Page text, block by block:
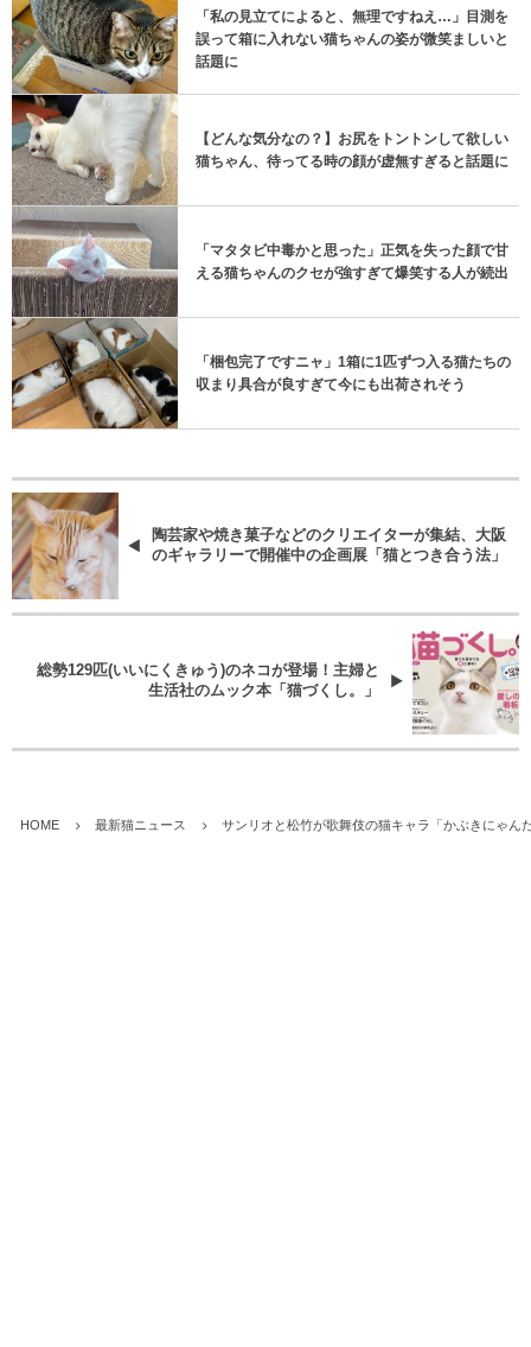
「私の見立てによると、無理ですねえ…」目測を
誤って箱に入れない猫ちゃんの姿が微笑ましいと
話題に
【どんな気分なの？】お尻をトントンして欲しい
猫ちゃん、待ってる時の顔が虚無すぎると話題に
「マタタビ中毒かと思った」正気を失った顔で甘
える猫ちゃんのクセが強すぎて爆笑する人が続出
「梱包完了ですニャ」1箱に1匹ずつ入る猫たちの
収まり具合が良すぎて今にも出荷されそう
陶芸家や焼き菓子などのクリエイターが集結、大阪
のギャラリーで開催中の企画展「猫とつき合う法」
総勢129匹(いいにくきゅう)のネコが登場！主婦と
生活社のムック本「猫づくし。」
HOME 最新猫ニュース サンリオと松竹が歌舞伎の猫キャラ「かぶきにゃん